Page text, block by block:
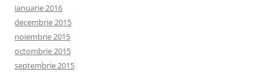
ianuarie 2016
decembrie 2015
noiembrie 2015
octombrie 2015
septembrie 2015